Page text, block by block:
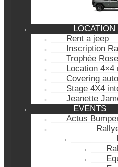
Rent a jeep
Inscription
Trophée
Location 4×4
Covering
Stage 4X4
Jeanette
EVENTS
Actus